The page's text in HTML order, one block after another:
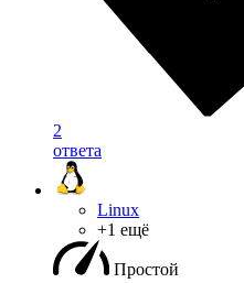
2
ответа
Linux
+1 ещё
Простой